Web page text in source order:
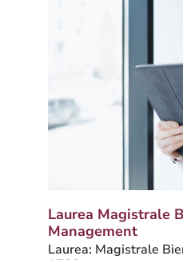
Laurea Magistrale
Management
Laurea: Magistrale